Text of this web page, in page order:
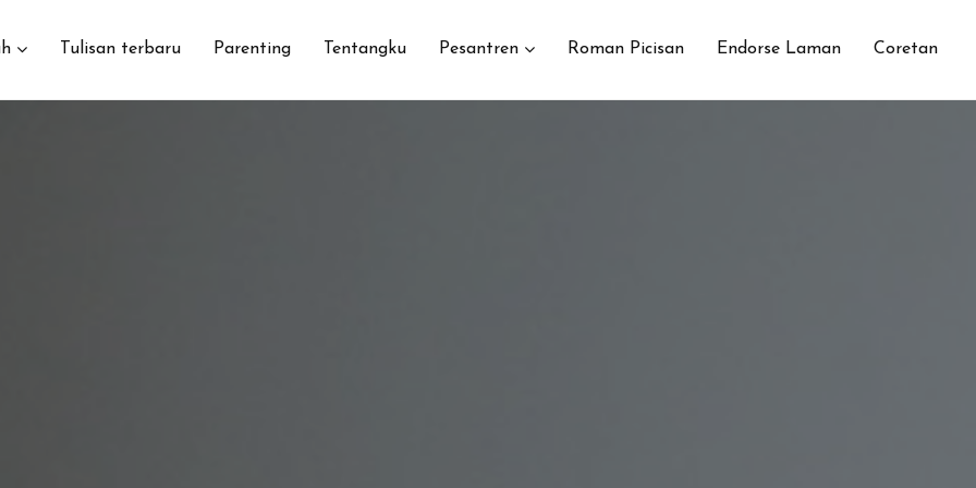
Tulisan terbaru Parenting Tentangku Pesantren Roman Picisan Endorse Laman Coretan